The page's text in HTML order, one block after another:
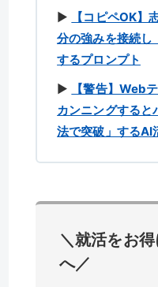
▶︎
【コピペOK】
分の強みを接続し
するプロンプト
▶︎
【警告】Web
カンニングすると
法で突破」するAI
＼就活をお
へ／